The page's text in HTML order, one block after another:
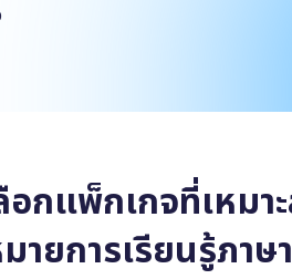
อกแพ็กเกจที่เหมา
มายการเรียนรู้ภา